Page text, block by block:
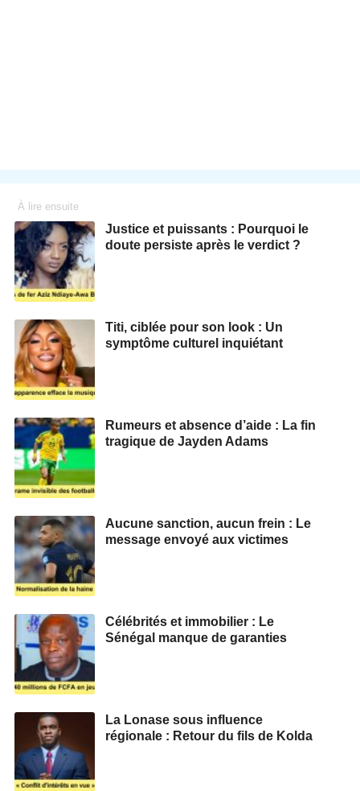
À lire ensuite
Justice et puissants : Pourquoi le
doute persiste après le verdict ?
Titi, ciblée pour son look : Un
symptôme culturel inquiétant
Rumeurs et absence d’aide : La fin
tragique de Jayden Adams
Aucune sanction, aucun frein : Le
message envoyé aux victimes
Célébrités et immobilier : Le
Sénégal manque de garanties
La Lonase sous influence
régionale : Retour du fils de Kolda